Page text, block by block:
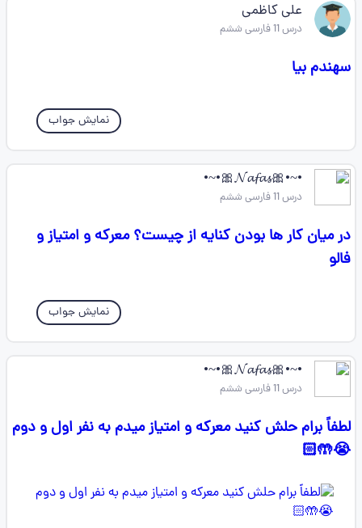
علی کاظمی
درس 11 فارسی ششم
سهندم بیا
نمایش جواب
•~•🎀𝓝𝓪𝓯𝓪𝓼🎀•~•
درس 11 فارسی ششم
در میان کار ها بودن کنایه از چیست؟ معرکه و امتیاز و
فالو
نمایش جواب
•~•🎀𝓝𝓪𝓯𝓪𝓼🎀•~•
درس 11 فارسی ششم
لطفاً برام حلش کنید معرکه و امتیاز میدم به نفر اول و دوم
😭🤲🏻